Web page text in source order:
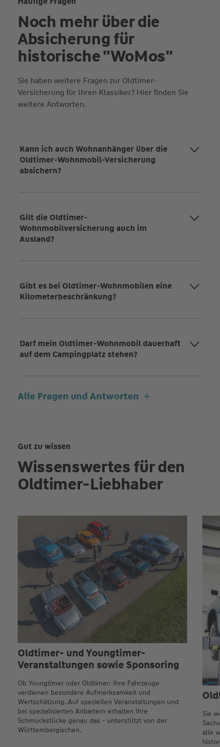
Noch mehr über die
Absicherung für
historische "WoMos"
Sie haben weitere Fragen zur Oldtimer-
Versicherung für Ihren Klassiker? Hier finden Sie
weitere Antworten.
Kann ich auch Wohnanhänger über die
Oldtimer-Wohnmobil-Versicherung
absichern?
Gilt die Oldtimer-
Wohnmobilversicherung auch im
Ausland?
Gibt es bei Oldtimer-Wohnmobilen eine
Kilometerbeschränkung?
Darf mein Oldtimer-Wohnmobil dauerhaft
auf dem Campingplatz stehen?
Alle Fragen und Antworten
Gut zu wissen
Wissenswertes für den
Oldtimer-Liebhaber
Oldtimer- und Youngtimer-
Veranstaltungen sowie Sponsoring
Ob Youngtimer oder Oldtimer: Ihre Fahrzeuge
verdienen besondere Aufmerksamkeit und
Wertschätzung. Auf speziellen Veranstaltungen und
bei spezialisierten Anbietern erhalten Ihre
Schmuckstücke genau das - unterstützt von der
Württembergischen.
Sie
alle